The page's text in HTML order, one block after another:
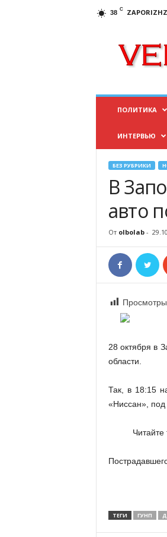
38 C
ПОЛИТИКА
ИНТЕРВЬЮ
БЕЗ РУБРИКИ
В
авто
От olbolab-
28 октября в
области.
Так, в 18:15
«Ниссан», под
Читайте
ТЕГИ ГУНП